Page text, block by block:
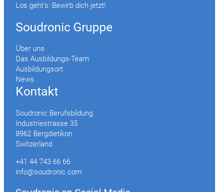
Los geht’s: Bewirb dich jetzt!
Soudronic Gruppe
Über uns
Das Ausbildungs-Team
Ausbildungsort
News
Kontakt
Soudronic Berufsbildung
Industriestrasse 35
8962 Bergdietikon
Switzerland
+41 44 743 66 66
info@soudronic.com